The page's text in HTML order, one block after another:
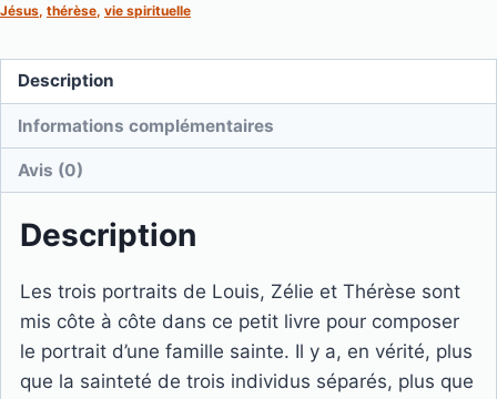
(Thérèse
l'Enfant-
Jésus)
Jésus, thérèse, vie spirituelle
Description
Informations complémentaires
Avis (0)
Description
Les trois portraits de Louis, Zélie et Thérèse sont
mis côte à côte dans ce petit livre pour composer
le portrait d’une famille sainte. Il y a, en vérité, plus
que la sainteté de trois individus séparés, plus que